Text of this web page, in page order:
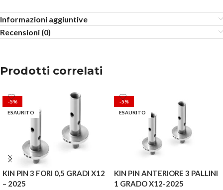
Informazioni aggiuntive
Recensioni (0)
Prodotti correlati
-5%
ESAURITO
KIN PIN 3 FORI 0,5 GRADI X12
– 2025
-5%
ESAURITO
KIN PIN ANTERIORE 3 PALLINI
1 GRADO X12-2025